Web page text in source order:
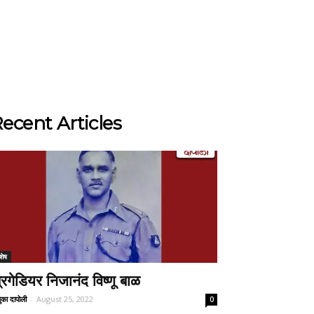
Articles
निजानंद विष्णू बाळ
दापोली - August 25, 2022 0